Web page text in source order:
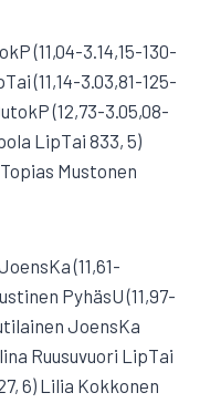
(11,04-3.14,15-130-
(11,14-3.03,81-125-
(12,73-3.05,08-
LipTai 833, 5)
Mustonen
(11,61-
PyhäsU (11,97-
JoensKa
Ruusuvuori LipTai
6) Lilia Kokkonen